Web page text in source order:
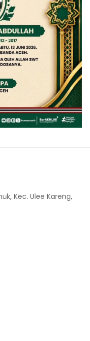
Kec. Ulee Kareng,